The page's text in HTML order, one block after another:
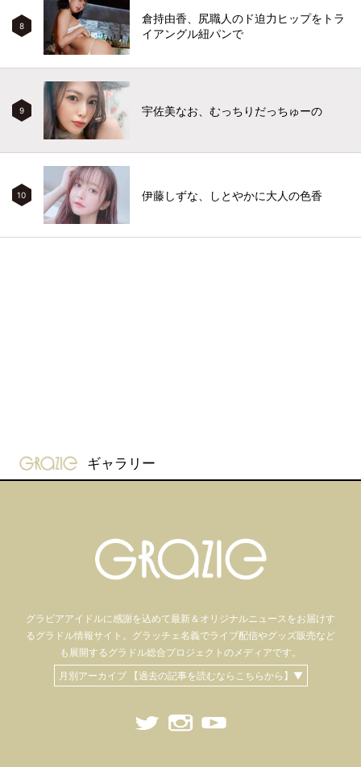
8
倉持由香、尻職人のド迫力ヒップをトラ
イアングル紐パンで
9 宇佐美なお、むっちりだっちゅーの
10 伊藤しずな、しとやかに大人の色香
gravure-grazie
ギャラリー
グラビアアイドルに感謝を込めて最新＆オリジナルニュースをお届けす
るグラドル情報サイト。 グラッチェ名義でライブ配信やグッズ販売など
も 展開するグラドル総合プロジェクトのメディアです。
月別アーカイブ 【過去の記事を読むならこちらから】▼